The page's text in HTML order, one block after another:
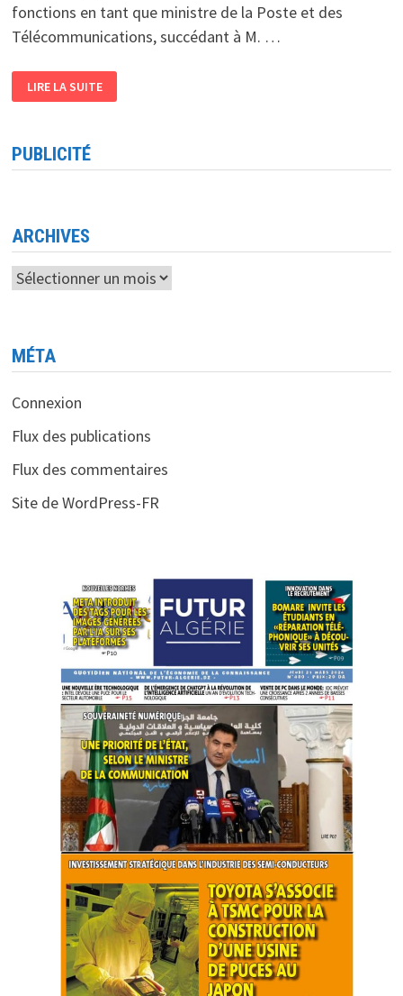
fonctions en tant que ministre de la Poste et des
Télécommunications, succédant à M. …
ALI
ZERROUKI
FONCTIONS
À
LA
LA
POSTE
ET
DES
TÉLÉCOMMUNICATIONS
LIRE LA SUITE
PUBLICITÉ
ARCHIVES
Archives
MÉTA
Connexion
Flux des publications
Flux des commentaires
Site de WordPress-FR